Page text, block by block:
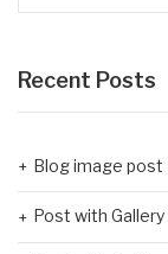
Recent Posts
Blog image post
Post with Gallery